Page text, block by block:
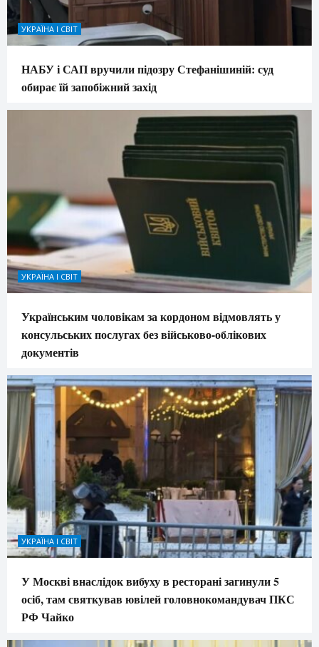
УКРАЇНА І СВІТ
НАБУ і САП вручили підозру Стефанішиній: суд
обирає їй запобіжний захід
УКРАЇНА І СВІТ
Українським чоловікам за кордоном відмовлять у
консульських послугах без військово-облікових
документів
УКРАЇНА І СВІТ
У Москві внаслідок вибуху в ресторані загинули 5
осіб, там святкував ювілей головнокомандувач ПКС
РФ Чайко